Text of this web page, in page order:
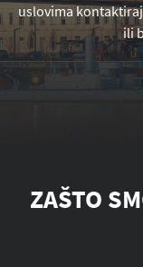
uslovima
ili
ZAŠTO